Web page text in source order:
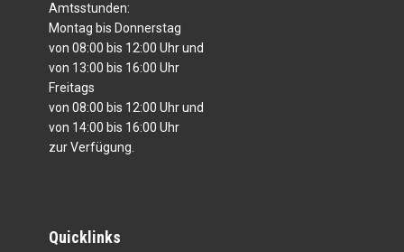
Amtsstunden:
Montag bis Donnerstag
von 08:00 bis 12:00 Uhr und
von 13:00 bis 16:00 Uhr
Freitags
von 08:00 bis 12:00 Uhr und
von 14:00 bis 16:00 Uhr
zur Verfügung.
Quicklinks